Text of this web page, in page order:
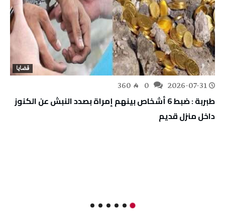
قضايا
2026-07-31
360
طبربة : ضبط 6 أشخاص بينهم إمراة بصدد النبش عن الكنوز
داخل منزل قديم